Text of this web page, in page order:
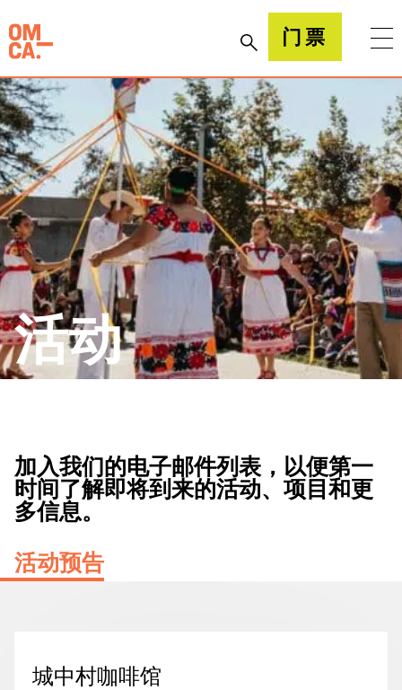
到
内
容
加州奥克兰博物馆(OMCA) 门票
活动
加入我们的电子邮件列表，以便第一
时间了解即将到来的活动、项目和更
多信息。
活动预告
城中村咖啡馆